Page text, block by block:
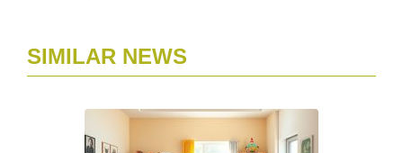
SIMILAR NEWS